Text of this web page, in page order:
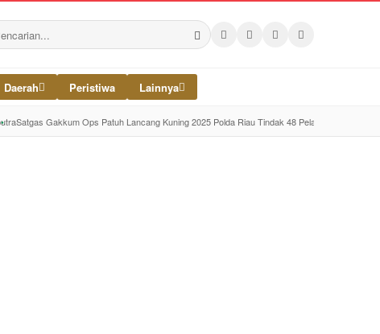
Daerah Peristiwa Lainnya
Satgas Gakkum Ops Patuh Lancang Kuning 2025 Polda Riau Tindak 48 Pelanggaran di